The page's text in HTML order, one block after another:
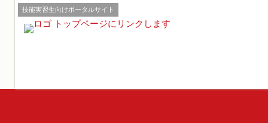
技能実習生向けポータルサイト